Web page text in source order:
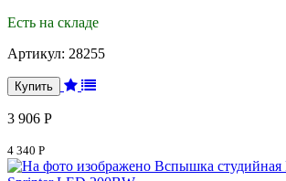
Есть на складе
Артикул: 28255
3 906 Р
4 340 Р